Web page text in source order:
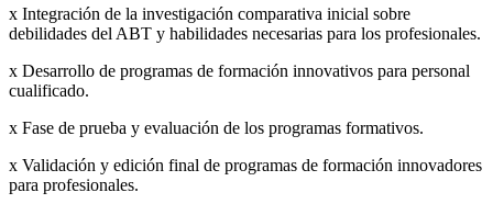
x Integración de la investigación comparativa inicial sobre
debilidades del ABT y habilidades necesarias para los profesionales.
x Desarrollo de programas de formación innovativos para personal
cualificado.
x Fase de prueba y evaluación de los programas formativos.
x Validación y edición final de programas de formación innovadores
para profesionales.